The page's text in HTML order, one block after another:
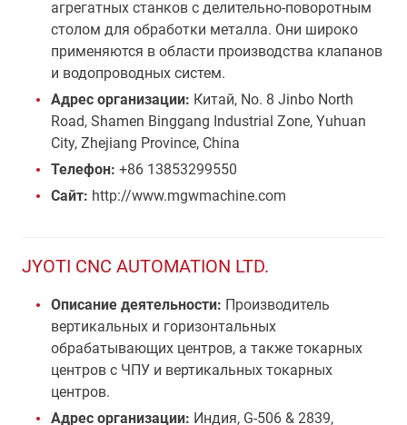
агрегатных станков с делительно-поворотным
столом для обработки металла. Они широко
применяются в области производства клапанов
и водопроводных систем.
Адрес организации: Китай, No. 8 Jinbo North
Road, Shamen Binggang Industrial Zone, Yuhuan
City, Zhejiang Province, China
Телефон: +86 13853299550
Сайт: http://www.mgwmachine.com
JYOTI CNC AUTOMATION LTD.
Описание деятельности: Производитель
вертикальных и горизонтальных
обрабатывающих центров, а также токарных
центров с ЧПУ и вертикальных токарных
центров.
Адрес организации: Индия, G-506 & 2839,